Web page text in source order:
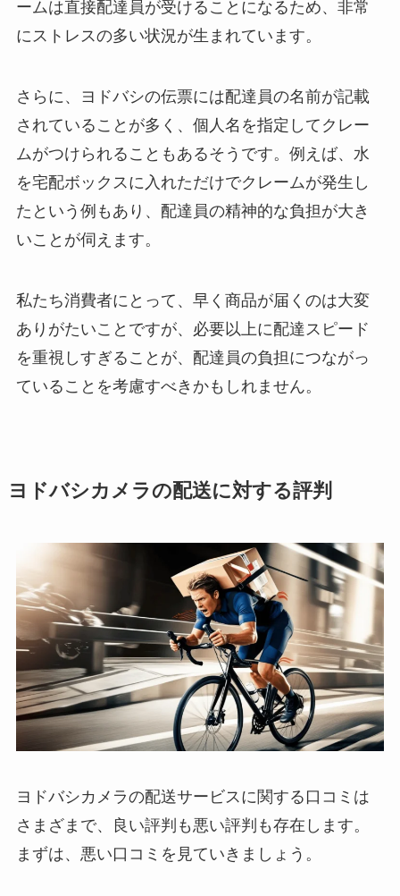
ームは直接配達員が受けることになるため、非常
にストレスの多い状況が生まれています。
さらに、ヨドバシの伝票には配達員の名前が記載
されていることが多く、個人名を指定してクレー
ムがつけられることもあるそうです。例えば、水
を宅配ボックスに入れただけでクレームが発生し
たという例もあり、配達員の精神的な負担が大き
いことが伺えます。
私たち消費者にとって、早く商品が届くのは大変
ありがたいことですが、必要以上に配達スピード
を重視しすぎることが、配達員の負担につながっ
ていることを考慮すべきかもしれません。
ヨドバシカメラの配送に対する評判
ヨドバシカメラの配送サービスに関する口コミは
さまざまで、良い評判も悪い評判も存在します。
まずは、悪い口コミを見ていきましょう。